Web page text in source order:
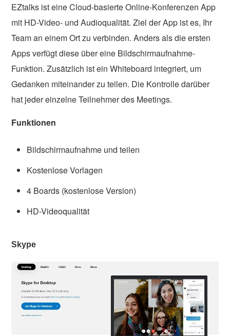
EZtalks ist eine Cloud-basierte Online-Konferenzen App
mit HD-Video- und Audioqualität. Ziel der App ist es, Ihr
Team an einem Ort zu verbinden. Anders als die ersten
Apps verfügt diese über eine Bildschirmaufnahme-
Funktion. Zusätzlich ist ein Whiteboard integriert, um
Gedanken miteinander zu teilen. Die Kontrolle darüber
hat jeder einzelne Teilnehmer des Meetings.
Funktionen
Bildschirmaufnahme und teilen
Kostenlose Vorlagen
4 Boards (kostenlose Version)
HD-Videoqualität
Skype